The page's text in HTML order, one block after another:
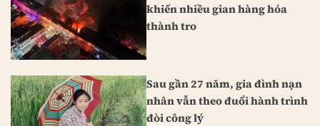
khiến nhiều gian hàng hóa
thành tro
Sau gần 27 năm, gia đình nạn
nhân vẫn theo đuổi hành trình
đòi công lý